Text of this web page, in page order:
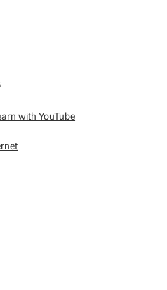
with YouTube